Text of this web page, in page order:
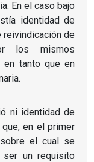
En el caso bajo
identidad de
reivindicación de
los mismos
en tanto que en
ni identidad de
en el primer
el cual se
ser un requisito